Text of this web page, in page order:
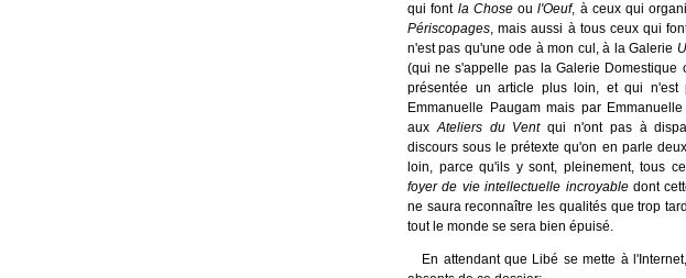
qui font la Choseoul'Oeuf, à ceux qui
Périscopages, mais aussi à tous ceux qui
n'est pas qu'une ode à mon cul, à la Galerie
(qui ne s'appelle pas la Galerie Domestique
présentée un article plus loin, et qui n'est
Emmanuelle Paugam mais par
auxAteliers du Ventqui n'ont pas à
discours sous le prétexte qu'on en parle
loin, parce qu'ils y sont, pleinement, tous
foyer de vie intellectuelle incroyabledont
ne saura reconnaître les qualités que trop
tout le monde se sera bien épuisé.
En attendant que Libé se mette à